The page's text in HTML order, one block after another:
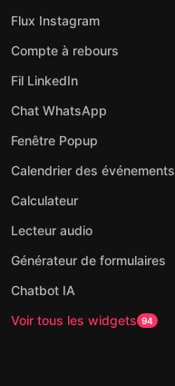
Flux Instagram
Compte à rebours
Fil LinkedIn
Chat WhatsApp
Fenêtre Popup
Calendrier des événements
Calculateur
Lecteur audio
Générateur de formulaires
Chatbot IA
Voir tous les widgets 94